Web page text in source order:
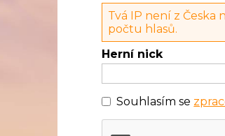
Tvá IP není z Česka
počtu hlasů.
Herní nick
Souhlasím se